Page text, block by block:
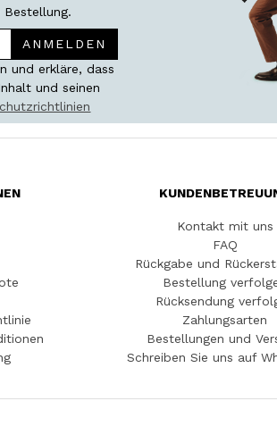
Bestellung.
ANMELDEN
und erkläre, dass
und seinen
Kontakt mit uns
FAQ
Rückgabe und
Bestellung
Rücksendung
Zahlungsarten
Bestellungen und
Schreiben Sie uns auf